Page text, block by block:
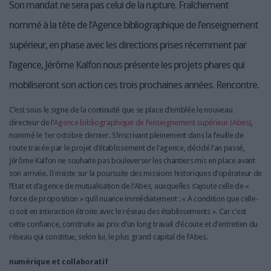
L'ANNUAIRE DES ACTEURS
LES LIVRES BLANCS
LES SUPPLÉMENTS
Son mandat ne sera pas celui de la rupture. Fraîchement
nommé à la tête de l’Agence bibliographique de l’enseignement
supérieur, en phase avec les directions prises récemment par
l’agence, Jérôme Kalfon nous présente les projets phares qui
mobiliseront son action ces trois prochaines années. Rencontre.
C’est sous le signe de la continuité que se place d’emblée le nouveau
directeur de l’Agence bibliographique de l’enseignement supérieur (Abes),
nommé le 1er octobre dernier. S’inscrivant pleinement dans la feuille de
route tracée par le projet d’établissement de l’agence, décidé l’an passé,
Jérôme Kalfon ne souhaite pas bouleverser les chantiers mis en place avant
son arrivée. Il insiste sur la poursuite des missions historiques d’opérateur de
l’Etat et d’agence de mutualisation de l’Abes, auxquelles s’ajoute celle de «
force de proposition » qu’il nuance immédiatement : « A condition que celle-
ci soit en interaction étroite avec le réseau des établissements ». Car c’est
cette confiance, construite au prix d’un long travail d’écoute et d’entretien du
réseau qui constitue, selon lui, le plus grand capital de l’Abes.
numérique et collaboratif